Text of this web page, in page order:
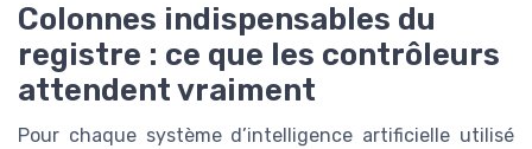
Colonnes indispensables du
registre : ce que les contrôleurs
attendent vraiment
Pour chaque système d’intelligence artificielle utilisé